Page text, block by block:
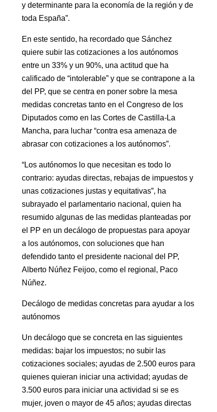
y determinante para la economía de la región y de
toda España”.
En este sentido, ha recordado que Sánchez
quiere subir las cotizaciones a los autónomos
entre un 33% y un 90%, una actitud que ha
calificado de “intolerable” y que se contrapone a la
del PP, que se centra en poner sobre la mesa
medidas concretas tanto en el Congreso de los
Diputados como en las Cortes de Castilla-La
Mancha, para luchar “contra esa amenaza de
abrasar con cotizaciones a los autónomos”.
“Los autónomos lo que necesitan es todo lo
contrario: ayudas directas, rebajas de impuestos y
unas cotizaciones justas y equitativas”, ha
subrayado el parlamentario nacional, quien ha
resumido algunas de las medidas planteadas por
el PP en un decálogo de propuestas para apoyar
a los autónomos, con soluciones que han
defendido tanto el presidente nacional del PP,
Alberto Núñez Feijoo, como el regional, Paco
Núñez.
Decálogo de medidas concretas para ayudar a los
autónomos
Un decálogo que se concreta en las siguientes
medidas: bajar los impuestos; no subir las
cotizaciones sociales; ayudas de 2.500 euros para
quienes quieran iniciar una actividad; ayudas de
3.500 euros para iniciar una actividad si se es
mujer, joven o mayor de 45 años; ayudas directas